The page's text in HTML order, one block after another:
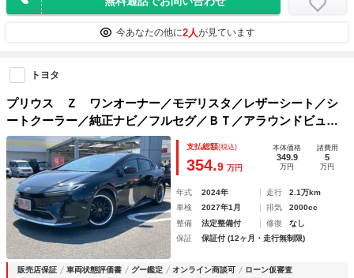
今あなたの他に2人が見ています
トヨタ
プリウス Ｚ ワンオーナー／モデリスタ／レザーシート／シ
ートクーラー／純正ナビ／フルセグ／ＢＴ／アラウンドビュー
モニター／ＴＳＳ／パワーバックドア／ＥＴＣ２．０／社外１
９インチＡＷ／スマートキー２個／保
支払総額(税込)
354.9 万円
本体価格
349.9
万円
諸費用
5
万円
年式 2024年 走行
2.1万km
車検
2027年1月 排気
2000cc
整備
法定整備付 修復
なし
保証
保証付 (12ヶ月・走行無制限)
販売店保証 車両状態評価書 グー鑑定 オンライン商談可 ローン仮審査